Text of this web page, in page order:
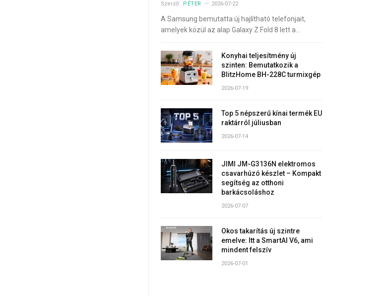
Szerző: PÉTER 2026-07-22
A Samsung bemutatta új hajlítható telefonjait,
amelyek közül az alap Galaxy Z Fold 8 lett a…
Konyhai teljesítmény új
szinten: Bemutatkozik a
BlitzHome BH-228C turmixgép
2026-07-19
Top 5 népszerű kínai termék EU
raktárról júliusban
2026-07-14
JIMI JM-G3136N elektromos
csavarhúzó készlet – Kompakt
segítség az otthoni
barkácsoláshoz
2026-07-07
Okos takarítás új szintre
emelve: Itt a SmartAI V6, ami
mindent felszív
2026-07-01